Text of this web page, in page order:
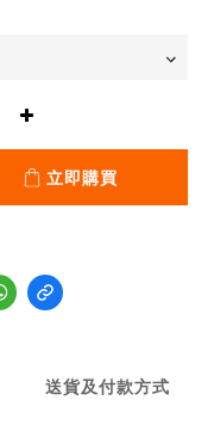
立即購買
送貨及付款方式